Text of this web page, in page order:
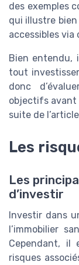
des exemples
qui illustre
accessibles via
Bien entendu,
tout
donc
objectifs avant
suite de
Les
Les
d’investir
Investir dans
l’immobilier
Cependant, il
risques